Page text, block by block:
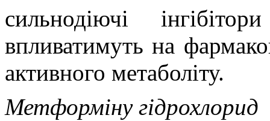
сильнодіючі
впливатимуть на
активного метаболіту.
Метформіну гідрохлорид